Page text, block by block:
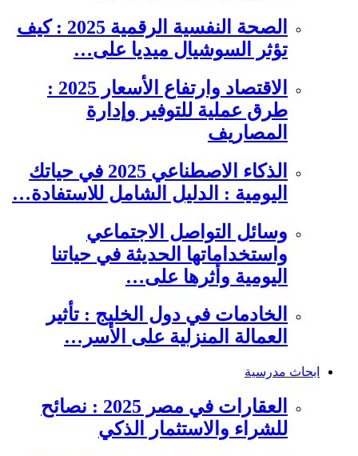
الصحة النفسية الرقمية 2025 : كيف
تؤثر السوشيال ميديا على…
الاقتصاد وارتفاع الأسعار 2025 :
طرق عملية للتوفير وإدارة
المصاريف
الذكاء الاصطناعي 2025 في حياتك
اليومية : الدليل الشامل للاستفادة…
وسائل التواصل الاجتماعي
واستخداماتها الحديثة في حياتنا
اليومية وأثرها على…
الخادمات في دول الخليج : تأثير
العمالة المنزلية على الأسر…
ابحاث مدرسية
العقارات في مصر 2025 : نصائح
للشراء والاستثمار الذكي